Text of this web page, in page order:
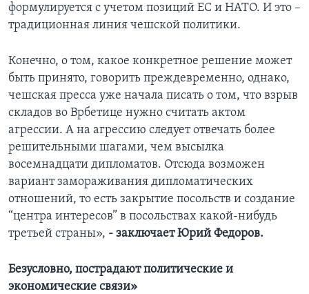
формулируется с учетом позиций ЕС и НАТО. И это –
традиционная линия чешской политики.
Конечно, о том, какое конкретное решение может
быть принято, говорить преждевременно, однако,
чешская пресса уже начала писать о том, что взрыв
складов во Врбетице нужно считать актом
агрессии. А на агрессию следует отвечать более
решительными шагами, чем высылка
восемнадцати дипломатов. Отсюда возможен
вариант замораживания дипломатических
отношений, то есть закрытие посольств и создание
“центра интересов” в посольствах какой-нибудь
третьей страны», - заключает Юрий Федоров.
Безусловно, пострадают политические и
экономические связи»